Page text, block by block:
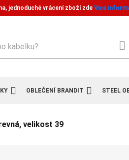
jednoduché vrácení zboží zde Více
OBLEČENÍ BRANDIT STEEL
velikost 39